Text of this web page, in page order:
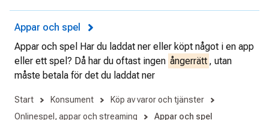
Appar och spel
Appar och spel Har du laddat ner eller köpt något i en app
eller ett spel? Då har du oftast ingen ångerrätt , utan
måste betala för det du laddat ner
Start Konsument
Köp av varor och tjänster
Onlinespel, appar och streaming
Appar och spel